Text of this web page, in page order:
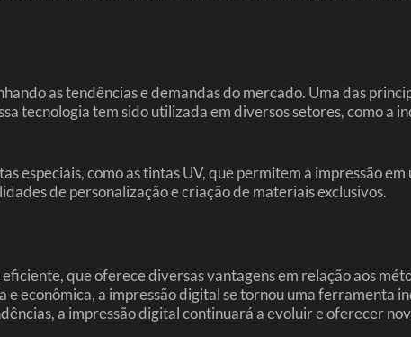
as tendências e demandas do mercado. Uma das
tecnologia tem sido utilizada em diversos setores, como a
especiais, como as tintas UV, que permitem a impressão
de personalização e criação de materiais exclusivos.
que oferece diversas vantagens em relação aos
econômica, a impressão digital se tornou uma ferramenta
a impressão digital continuará a evoluir e oferecer